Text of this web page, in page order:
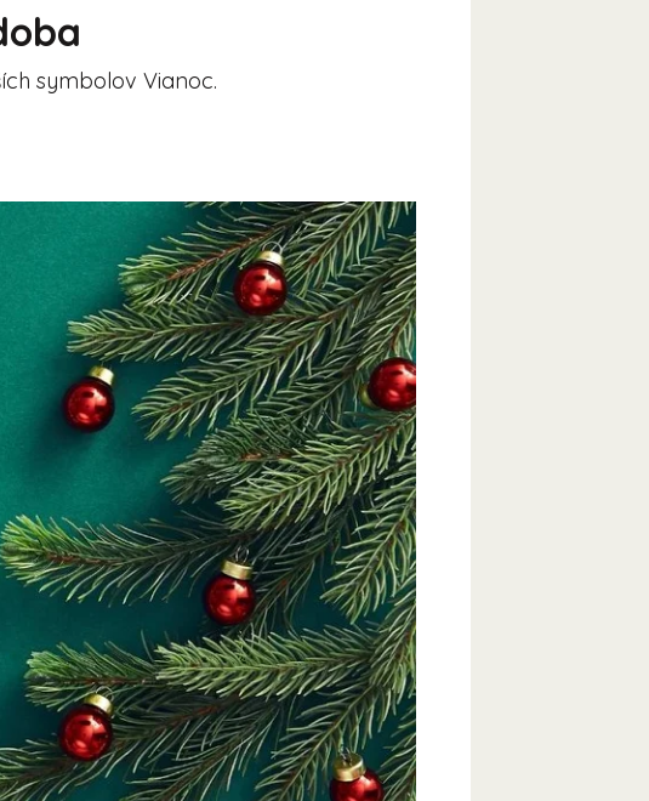
symbolov Vianoc.